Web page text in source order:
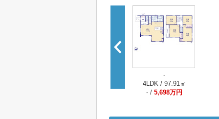
-
4LDK / 97.91㎡
- / 5,698万円